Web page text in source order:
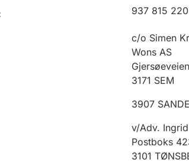
937 815 220
c/o Simen
Wons AS
3171 SEM
3907
v/Adv.
Postboks
3101